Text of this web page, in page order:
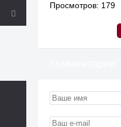
Просмотров: 179